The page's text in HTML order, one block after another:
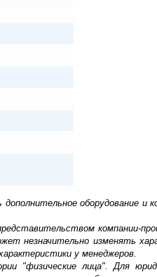
оборудование и
компании-
незначительно изменять
у менеджеров.
"физические лица". Для